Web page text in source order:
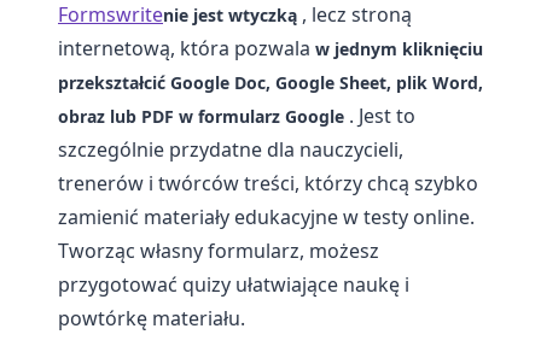
Formswritenie jest wtyczką , lecz stroną
internetową, która pozwala w jednym kliknięciu
przekształcić Google Doc, Google Sheet, plik Word,
obraz lub PDF w formularz Google . Jest to
szczególnie przydatne dla nauczycieli,
trenerów i twórców treści, którzy chcą szybko
zamienić materiały edukacyjne w testy online.
Tworząc własny formularz, możesz
przygotować quizy ułatwiające naukę i
powtórkę materiału.